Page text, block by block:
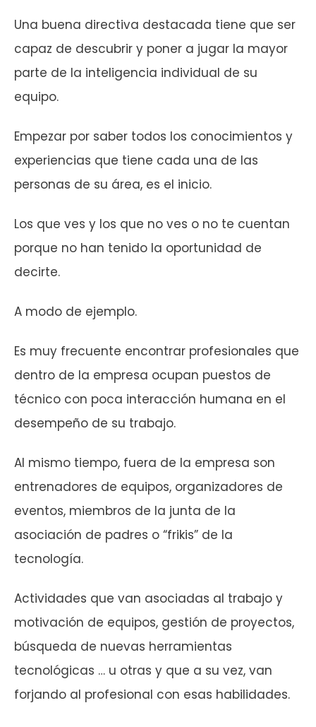
Una buena directiva destacada tiene que ser
capaz de descubrir y poner a jugar la mayor
parte de la inteligencia individual de su
equipo.
Empezar por saber todos los conocimientos y
experiencias que tiene cada una de las
personas de su área, es el inicio.
Los que ves y los que no ves o no te cuentan
porque no han tenido la oportunidad de
decirte.
A modo de ejemplo.
Es muy frecuente encontrar profesionales que
dentro de la empresa ocupan puestos de
técnico con poca interacción humana en el
desempeño de su trabajo.
Al mismo tiempo, fuera de la empresa son
entrenadores de equipos, organizadores de
eventos, miembros de la junta de la
asociación de padres o “frikis” de la
tecnología.
Actividades que van asociadas al trabajo y
motivación de equipos, gestión de proyectos,
búsqueda de nuevas herramientas
tecnológicas … u otras y que a su vez, van
forjando al profesional con esas habilidades.